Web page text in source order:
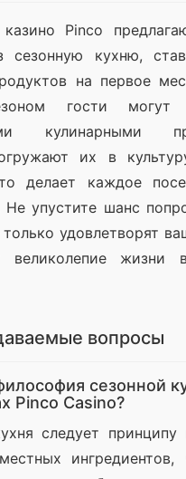
Pinco
сезонную кухню,
на первое
гости могут
кулинарными
их в
делает каждое
упустите шанс
удовлетворят
великолепие жизни
вопросы
сезонной
Pinco Casino?
следует принципу
ингредиентов,